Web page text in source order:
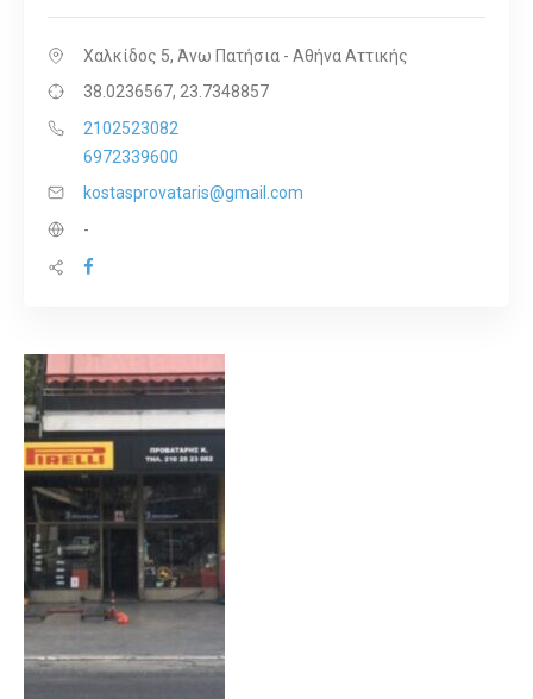
Χαλκίδος 5, Άνω Πατήσια - Αθήνα Αττικής
38.0236567, 23.7348857
2102523082
6972339600
kostasprovataris@gmail.com
-